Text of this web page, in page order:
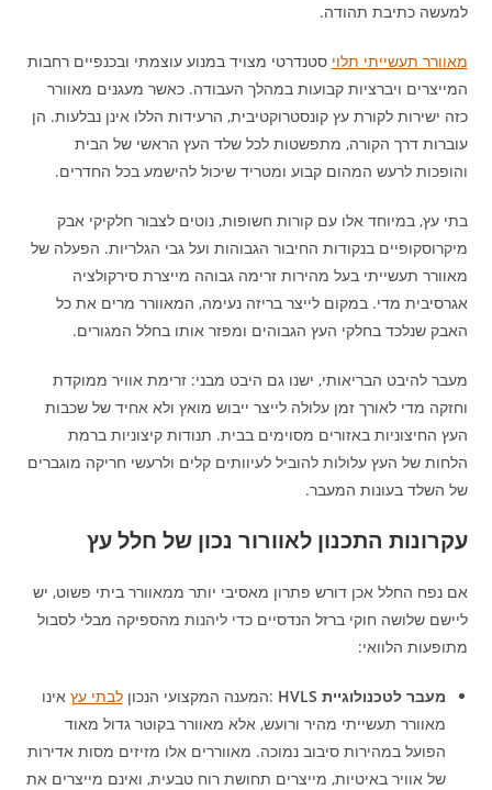
למעשה כתיבת תהודה.
מאוורר תעשייתי תלוי סטנדרטי מצויד במנוע עוצמתי ובכנפיים רחבות
המייצרים ויברציות קבועות במהלך העבודה. כאשר מעגנים מאוורר
כזה ישירות לקורת עץ קונסטרוקטיבית, הרעידות הללו אינן נבלעות. הן
עוברות דרך הקורה, מתפשטות לכל שלד העץ הראשי של הבית
והופכות לרעש המהום קבוע ומטריד שיכול להישמע בכל החדרים.
בתי עץ, במיוחד אלו עם קורות חשופות, נוטים לצבור חלקיקי אבק
מיקרוסקופיים בנקודות החיבור הגבוהות ועל גבי הגלריות. הפעלה של
מאוורר תעשייתי בעל מהירות זרימה גבוהה מייצרת סירקולציה
אגרסיבית מדי. במקום לייצר בריזה נעימה, המאוורר מרים את כל
האבק שנלכד בחלקי העץ הגבוהים ומפזר אותו בחלל המגורים.
מעבר להיבט הבריאותי, ישנו גם היבט מבני: זרימת אוויר ממוקדת
וחזקה מדי לאורך זמן עלולה לייצר ייבוש מואץ ולא אחיד של שכבות
העץ החיצוניות באזורים מסוימים בבית. תנודות קיצוניות ברמת
הלחות של העץ עלולות להוביל לעיוותים קלים ולרעשי חריקה מוגברים
של השלד בעונות המעבר.
עקרונות התכנון לאוורור נכון של חלל עץ
אם נפח החלל אכן דורש פתרון מאסיבי יותר ממאוורר ביתי פשוט, יש
ליישם שלושה חוקי ברזל הנדסיים כדי ליהנות מהספיקה מבלי לסבול
מתופעות הלוואי:
מעבר לטכנולוגיית :המענה המקצועי הנכוןלבתי עץ אינו
מאוורר תעשייתי מהיר ורועש, אלא מאוורר בקוטר גדול מאוד
הפועל במהירות סיבוב נמוכה. מאווררים אלו מזיזים מסות אדירות
של אוויר באיטיות, מייצרים תחושת רוח טבעית, ואינם מייצרים את